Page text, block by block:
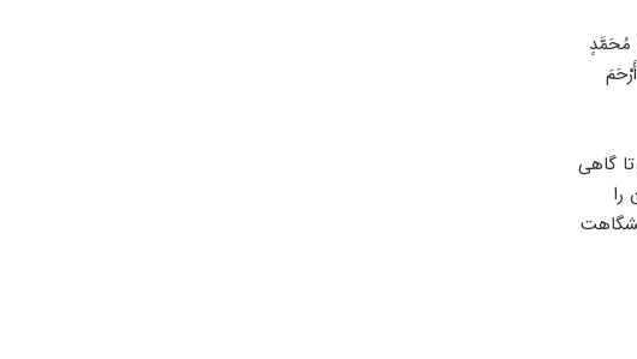
مُحَمَّدٍ
گاهی
را